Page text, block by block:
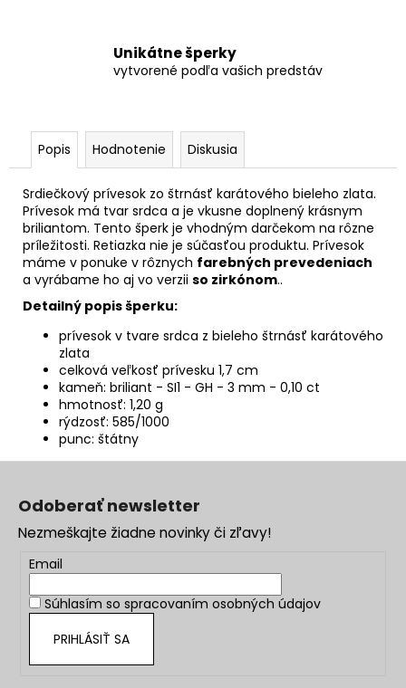
Unikátne šperky
vytvorené podľa vašich predstáv
Popis Hodnotenie Diskusia
Srdiečkový prívesok zo štrnásť karátového bieleho zlata.
Prívesok má tvar srdca a je vkusne doplnený krásnym
briliantom. Tento šperk je vhodným darčekom na rôzne
príležitosti. Retiazka nie je súčasťou produktu. Prívesok
máme v ponuke v rôznych farebných prevedeniach
a vyrábame ho aj vo verzii so zirkónom..
Detailný popis šperku:
prívesok v tvare srdca z bieleho štrnásť karátového
zlata
celková veľkosť prívesku 1,7 cm
kameň: briliant - SI1 - GH - 3 mm - 0,10 ct
hmotnosť: 1,20 g
rýdzosť: 585/1000
punc: štátny
Odoberať newsletter
Nezmeškajte žiadne novinky či zľavy!
Email
Súhlasím so spracovaním osobných údajov
PRIHLÁSIŤ SA